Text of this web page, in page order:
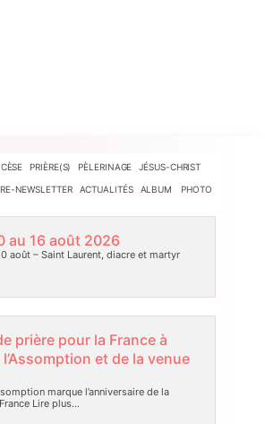
PRIÈRE(S) PÈLERINAGE JÉSUS-CHRIST
NEWSLETTER ACTUALITÉS ALBUM PHOTO
au 16 août 2026
août – Saint Laurent, diacre et martyr
prière pour la France à
l’Assomption et de la venue
marque l’anniversaire de la
Lire plus…